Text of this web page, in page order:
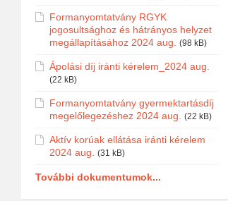
Formanyomtatvány RGYK
jogosultsághoz és hátrányos helyzet
megállapításához 2024 aug. (98 kB)
Ápolási díj iránti kérelem_2024 aug.
(22 kB)
Formanyomtatvány gyermektartásdíj
megelőlegezéshez 2024 aug. (22 kB)
Aktív korúak ellátása iránti kérelem
2024 aug. (31 kB)
További dokumentumok...